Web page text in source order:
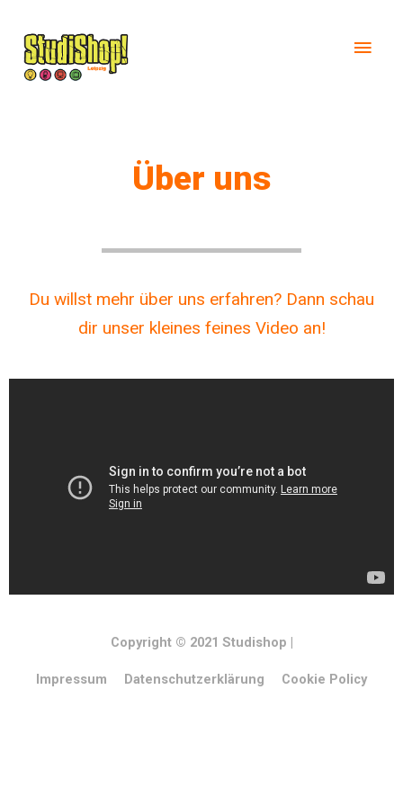
Über uns
Du willst mehr über uns erfahren? Dann schau
dir unser kleines feines Video an!
Copyright © 2021 Studishop |
Impressum Datenschutzerklärung Cookie Policy